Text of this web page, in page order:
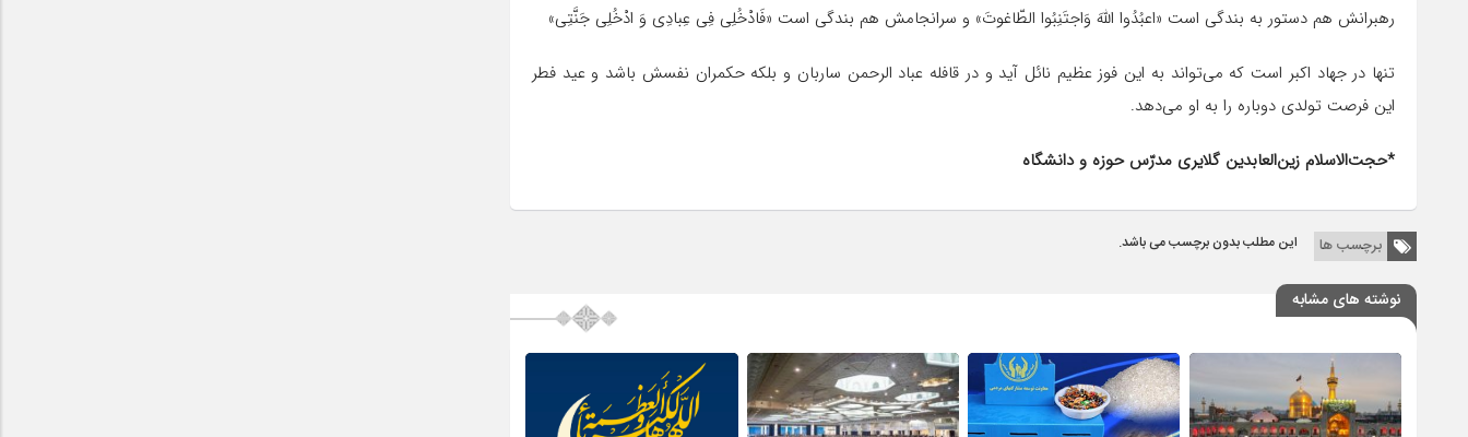
رهبرانش هم دستور به بندگی است «اعبُدُوا اللَّهَ وَاجتَنِبُوا الطّاغوتَ» و سرانجامش هم بندگی است «فَادْخُلِی فِی عِبادِی وَ ادْخُلِی جَنَّتِی»
تنها در جهاد اکبر است که می‌تواند به این فوز عظیم نائل آید و در قافله عباد الرحمن ساربان و بلکه حکمران نفسش باشد و عید فطر
این فرصت تولدی دوباره را به او می‌دهد.
*حجت‌الاسلام زین‌العابدین گلایری مدرّس حوزه و دانشگاه
برچسب ها این مطلب بدون برچسب می باشد.
نوشته های مشابه